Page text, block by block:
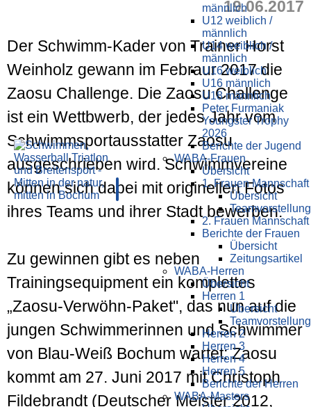
männlich
U12 weiblich /
männlich
U14 weiblich /
männlich
U16 weiblich
U16 männlich
U18 männlich
Peter Furmaniak
Youngster Trophy
2026
Berichte der Jugend
WABA-Frauen
Übersicht
1. Frauen Mannschaft
Übersicht
Teamvorstellung
2. Frauen Mannschaft
Berichte der Frauen
Übersicht
Zeitungsartikel
WABA-Herren
Übersicht
Herren 1
Übersicht
Teamvorstellung
Herren 2
Herren 3
Herren 4
Herren 5
Berichte der Herren
WABA-Masters
19.06.2017
Der Schwimm-Kader von Trainer Horst
Weinholz gewann im Febraur 2017 die
Zaosu Challenge. Die Zaosu Challenge
ist ein Wettbwerb, der jedes Jahr vom
Schwimmsportausstatter Zaosu
ausgeschrieben wird. Schwimmvereine
können sich dabei mit originellen Fotos
ihres Teams und ihrer Stadt bewerben.
Zu gewinnen gibt es neben
Trainingsequipment ein komplettes
„Zaosu-Verwöhn-Paket", das nun auf die
jungen Schwimmerinnen und Schwimmer
von Blau-Weiß Bochum wartet: Zaosu
kommt am 27. Juni 2017 mit Christoph
Fildebrandt (Deutscher Meister 2012,